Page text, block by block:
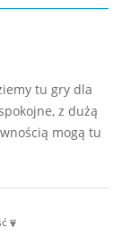
tu gry dla
z dużą
mogą tu